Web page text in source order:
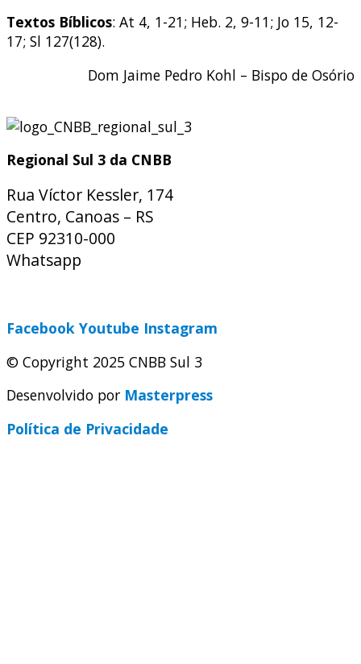
Textos Bíblicos: At 4, 1-21; Heb. 2, 9-11; Jo 15, 12-
17; Sl 127(128).
Dom Jaime Pedro Kohl – Bispo de Osório
Regional Sul 3 da CNBB
Rua Víctor Kessler, 174
Centro, Canoas – RS
CEP 92310-000
Whatsapp
Facebook Youtube Instagram
© Copyright 2025 CNBB Sul 3
Desenvolvido por Masterpress
Política de Privacidade